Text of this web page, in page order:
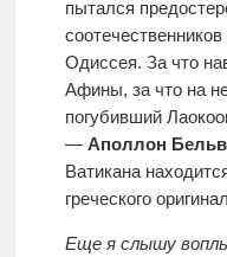
пытался
Одиссея. За что
Афины, за что на
погубивший
— Аполлон
Ватикана
греческого
Еще я слышу вопль